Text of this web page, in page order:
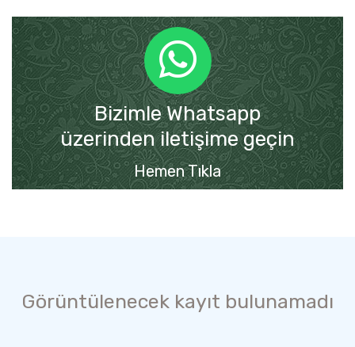
Bizimle Whatsapp
üzerinden iletişime geçin
Hemen Tıkla
Görüntülenecek kayıt bulunamadı